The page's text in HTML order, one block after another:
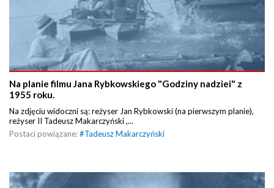
Na planie filmu Jana Rybkowskiego "Godziny nadziei" z
1955 roku.
Na zdjęciu widoczni są: reżyser Jan Rybkowski (na pierwszym planie),
reżyser II Tadeusz Makarczyński ,...
Postaci powiązane:#Tadeusz Makarczyński